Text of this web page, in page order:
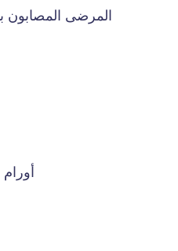
المرضى المصابون